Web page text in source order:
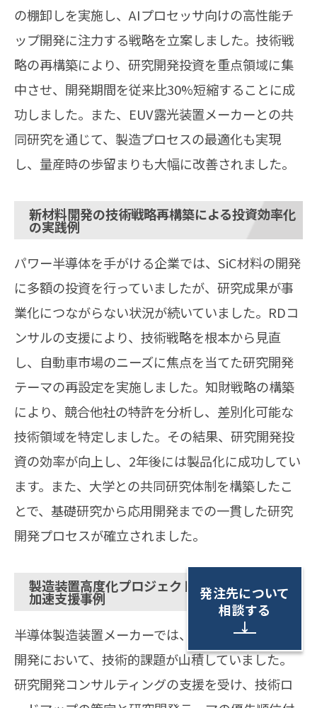
の棚卸しを実施し、AIプロセッサ向けの高性能チ
ップ開発に注力する戦略を立案しました。技術戦
略の再構築により、研究開発投資を重点領域に集
中させ、開発期間を従来比30%短縮することに成
功しました。また、EUV露光装置メーカーとの共
同研究を通じて、製造プロセスの最適化も実現
し、量産時の歩留まりも大幅に改善されました。
新材料開発の技術戦略再構築による投資効率化
の実践例
パワー半導体を手がける企業では、SiC材料の開発
に多額の投資を行っていましたが、研究成果が事
業化につながらない状況が続いていました。RDコ
ンサルの支援により、技術戦略を根本から見直
し、自動車市場のニーズに焦点を当てた研究開発
テーマの再設定を実施しました。知財戦略の構築
により、競合他社の特許を分析し、差別化可能な
技術領域を特定しました。その結果、研究開発投
資の効率が向上し、2年後には製品化に成功してい
ます。また、大学との共同研究体制を構築したこ
とで、基礎研究から応用開発までの一貫した研究
開発プロセスが確立されました。
製造装置高度化プロジェクトのイノベーション
加速支援事例
半導体製造装置メーカーでは、次世代露光装置の
開発において、技術的課題が山積していました。
研究開発コンサルティングの支援を受け、技術ロ
発注先について
相談する
↓